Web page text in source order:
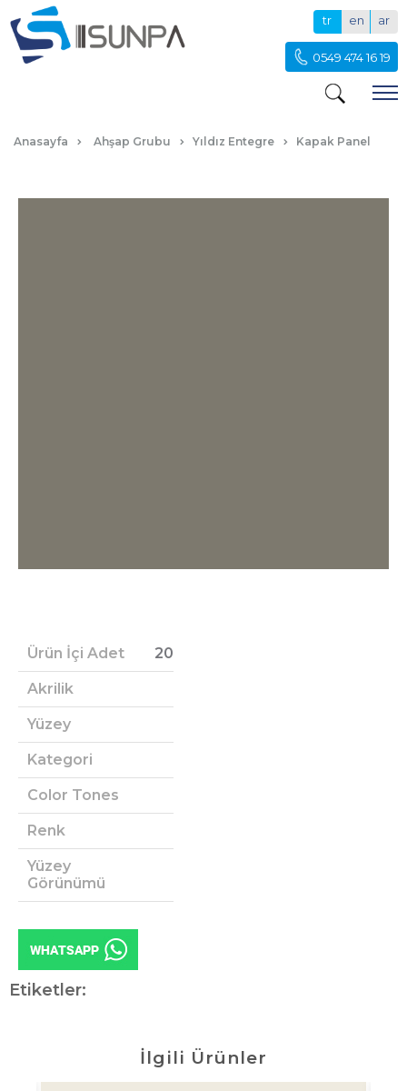
tr en ar
0549 474 16 19
Anasayfa Ahşap Grubu Yıldız Entegre Kapak Panel
Ürün İçi Adet 20
Akrilik
Yüzey
Kategori
Color Tones
Renk
Yüzey
Görünümü
Etiketler:
İlgili Ürünler